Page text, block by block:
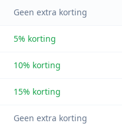
Geen extra korting
5% korting
10% korting
15% korting
Geen extra korting